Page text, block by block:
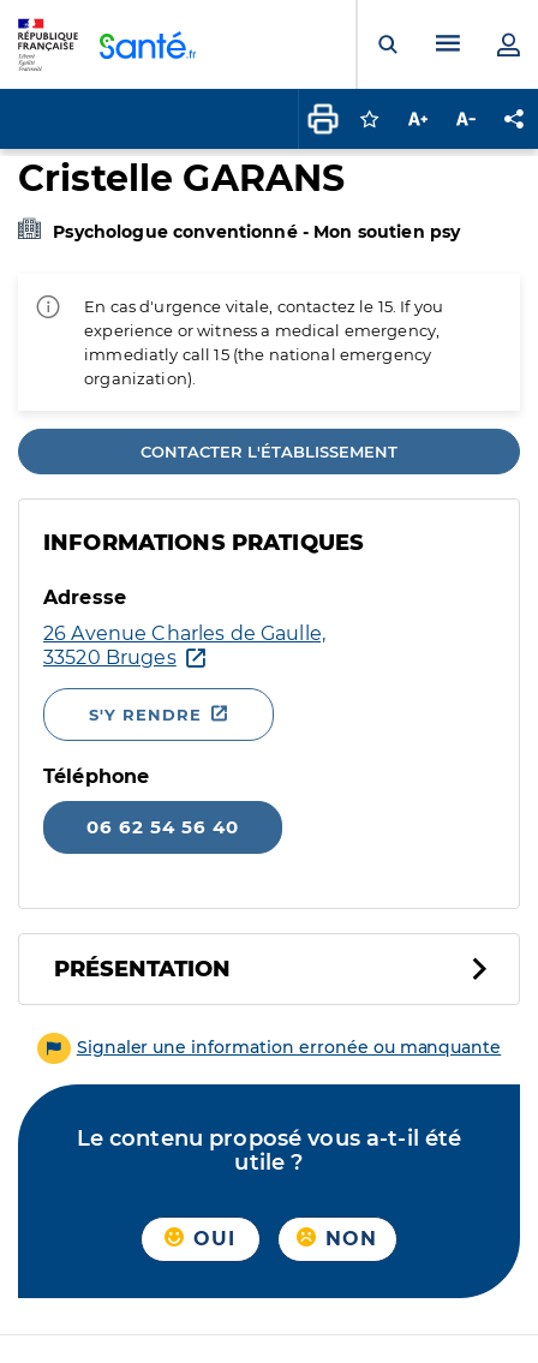
Ouvrir laMenu
Connectez-vous
Augmenter la
Cristelle GARANS
Psychologue conventionné - Mon soutien psy
En cas d'urgence vitale, contactez le 15. If you
experience or witness a medical emergency,
immediatly call 15 (the national emergency
organization).
CONTACTER L'ÉTABLISSEMENT
INFORMATIONS PRATIQUES
Adresse
26 Avenue Charles de Gaulle,
33520 Bruges
S'Y RENDRE
Téléphone
06 62 54 56 40
PRÉSENTATION
Signaler une information erronée ou manquante
Le contenu proposé vous a-t-il été
utile ?
OUI NON